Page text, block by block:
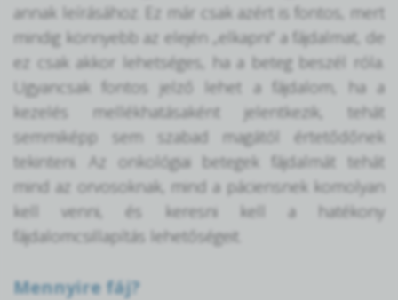
annak leírásához. Ez már csak azért is fontos, mert
mindig könnyebb az elején „elkapni” a fájdalmat, de
ez csak akkor lehetséges, ha a beteg beszél róla.
Ugyancsak fontos jelző lehet a fájdalom, ha a
kezelés mellékhatásaként jelentkezik, tehát
semmiképp sem szabad magától értetődőnek
tekinteni. Az onkológiai betegek fájdalmát tehát
mind az orvosoknak, mind a páciensnek komolyan
kell venni, és keresni kell a hatékony
fájdalomcsillapítás lehetőségeit.
Mennyire fáj?